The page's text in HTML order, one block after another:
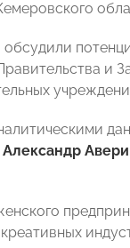
и
Александр